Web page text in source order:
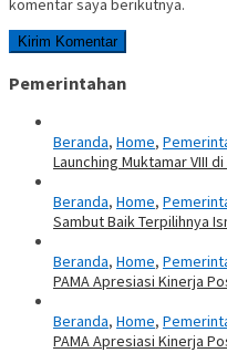
komentar saya berikutnya.
Pemerintahan
Beranda, Home,
Launching Muktamar VIII
Beranda, Home,
Sambut Baik Terpilihnya
Beranda, Home,
PAMA Apresiasi Kinerja
Beranda, Home,
PAMA Apresiasi Kinerja